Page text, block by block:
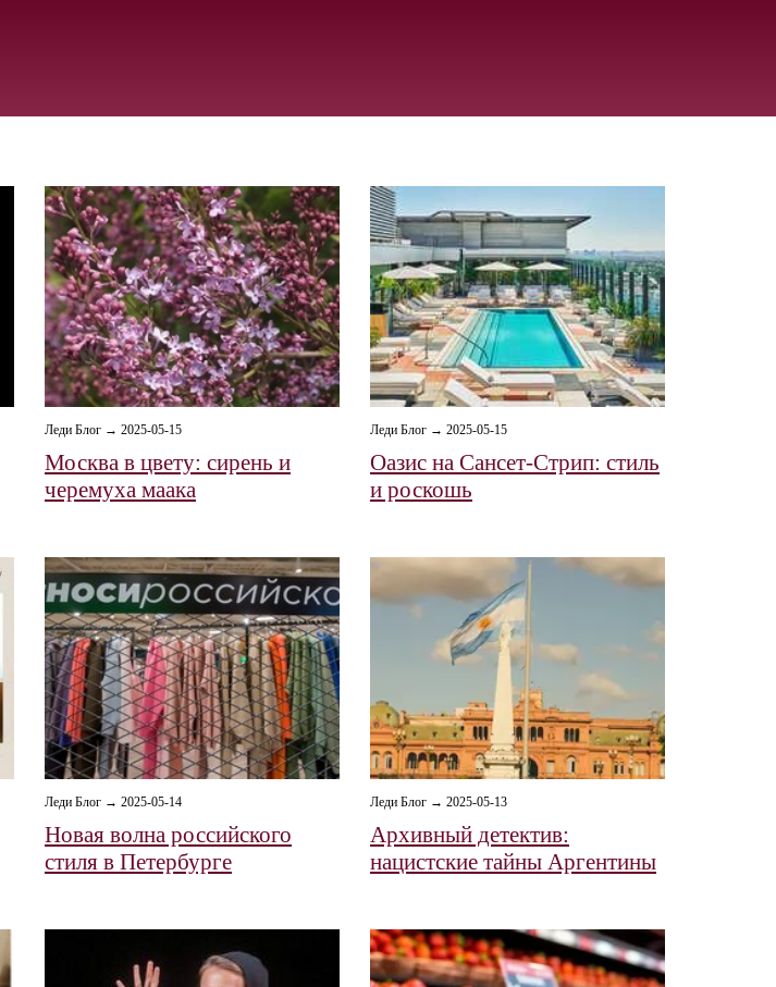
Леди Блог → 2025-05-15
Москва в цвету: сирень и
черемуха маака
Леди Блог → 2025-05-15
Оазис на Сансет-Стрип: стиль
и роскошь
Леди Блог → 2025-05-14
Новая волна российского
стиля в Петербурге
Леди Блог → 2025-05-13
Архивный детектив:
нацистские тайны Аргентины